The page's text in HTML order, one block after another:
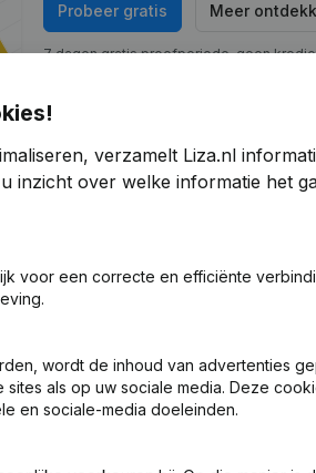
Probeer gratis Meer
7 dagen gratis proefperiode, geen
0
verzamelt Liza.nl
inzicht over welke informatie het
voor een correcte en efficiënte
wordt de inhoud van advertenties
als op uw sociale media. Deze
en sociale-media doeleinden.